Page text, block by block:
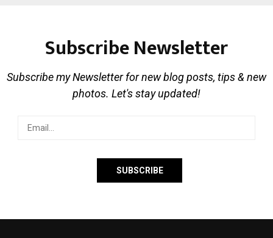
Subscribe Newsletter
Subscribe my Newsletter for new blog posts, tips & new
photos. Let's stay updated!